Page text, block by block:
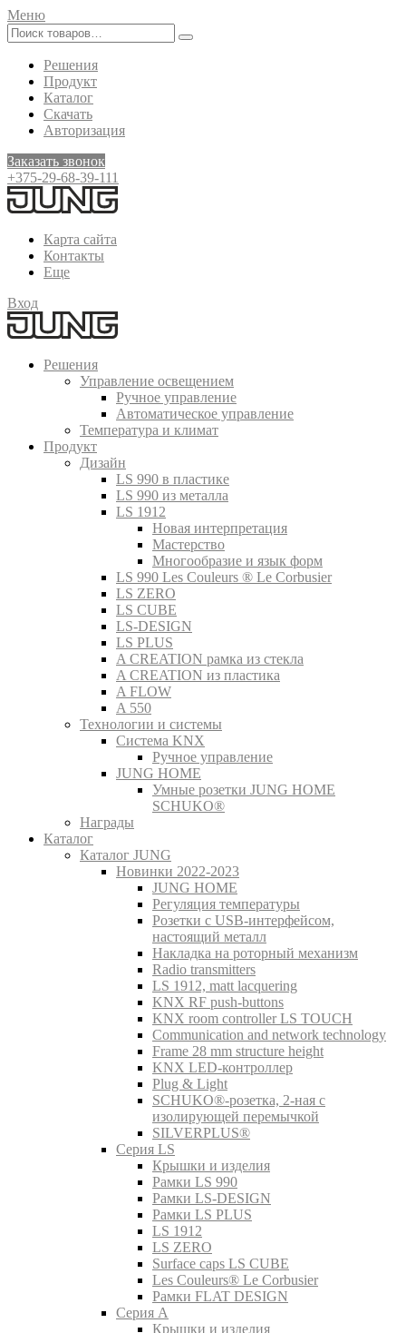
Меню
Решения
Продукт
Каталог
Скачать
Авторизация
Заказать звонок
+375-29-68-39-111
Карта сайта
Контакты
Еще
Вход
Решения
Управление освещением
Ручное управление
Автоматическое управление
Температура и климат
Продукт
Дизайн
LS 990 в пластике
LS 990 из металла
LS 1912
Новая интерпретация
Мастерство
Многообразие и язык форм
LS 990 Les Couleurs ® Le Corbusier
LS ZERO
LS CUBE
LS-DESIGN
LS PLUS
A CREATION рамка из стекла
A CREATION из пластика
A FLOW
A 550
Технологии и системы
Система KNX
Ручное управление
JUNG HOME
Умные розетки JUNG HOME
SCHUKO®
Награды
Каталог
Каталог JUNG
Новинки 2022-2023
JUNG HOME
Регуляция температуры
Розетки с USB-интерфейсом,
настоящий металл
Накладка на роторный механизм
Radio transmitters
LS 1912, matt lacquering
KNX RF push-buttons
KNX room controller LS TOUCH
Communication and network technology
Frame 28 mm structure height
KNX LED-контроллер
Plug & Light
SCHUKO®-розетка, 2-ная с
изолирующей перемычкой
SILVERPLUS®
Серия LS
Крышки и изделия
Рамки LS 990
Рамки LS-DESIGN
Рамки LS PLUS
LS 1912
LS ZERO
Surface caps LS CUBE
Les Couleurs® Le Corbusier
Рамки FLAT DESIGN
Серия A
Крышки и изделия